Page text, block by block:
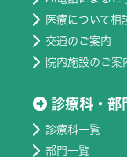
医療について相
交通のご案内
院内施設のご案
診療科・部
診療科一覧
部門一覧